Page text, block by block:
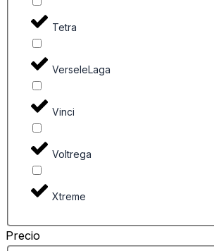
Tetra
VerseleLaga
Vinci
Voltrega
Xtreme
Precio